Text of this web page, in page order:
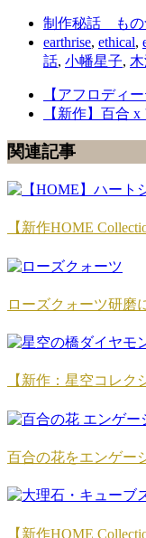
制作秘話 もの
earthrise, ethical,
話, 小幡星子,
【アフロディ
【新作】百合
関連記事
【新作HOME
ローズクォーツ研磨
【新作：星空コレク
百合の花をエンゲー
【新作HOME